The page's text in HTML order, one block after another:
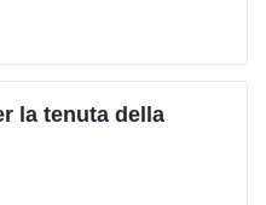
la tenuta della